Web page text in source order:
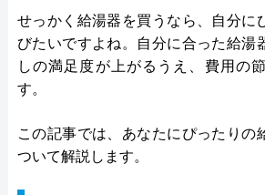
せっかく給湯器を買うなら、自分に
びたいですよね。自分に合った給湯
しの満足度が上がるうえ、費用の
す。
この記事では、あなたにぴったりの
ついて解説します。